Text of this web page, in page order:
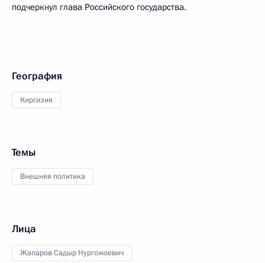
подчеркнул глава Российского государства.
География
Киргизия
Темы
Внешняя политика
Лица
Жапаров Садыр Нургожоевич